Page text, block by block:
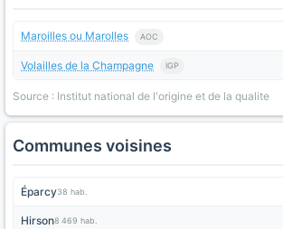
Maroilles ou Marolles AOC
Volailles de la Champagne IGP
Source : Institut national de l'origine et de la qualite
Communes voisines
Éparcy38 hab.
Hirson8 469 hab.